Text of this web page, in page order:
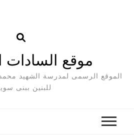
موقع السادات
الموقع الرسمى لمدرسة الشهيد محمد
للبنين ببنى